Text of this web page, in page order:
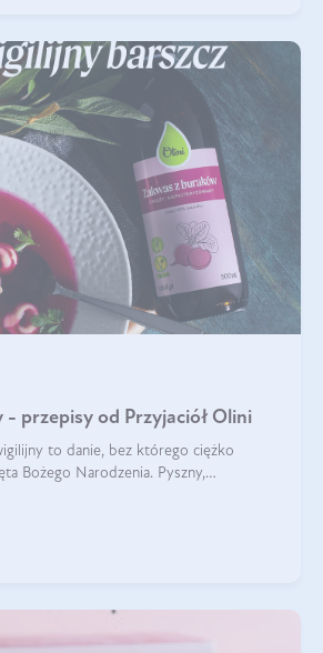
- przepisy od Przyjaciół Olini
to danie, bez którego ciężko
Bożego Narodzenia. Pyszny,